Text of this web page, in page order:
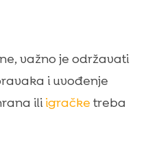
važno je održavati
i uvođenje
iliigračke treba